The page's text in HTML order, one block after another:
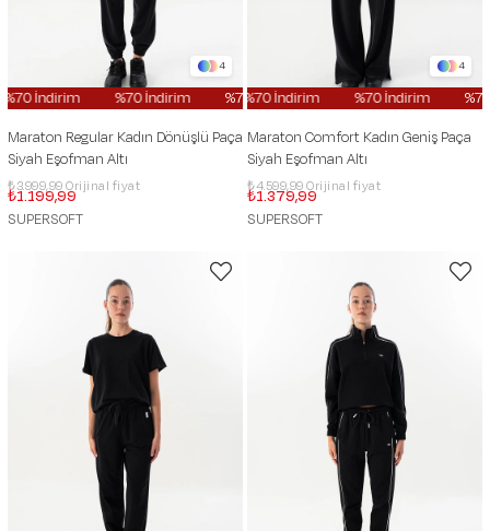
4
İndirim %70 İndirim %70 İndirim %70 İndirim
%70
Maraton Regular Kadın Dönüşlü Paça
Siyah Eşofman Altı
₺1.199,99
₺3.999,99
SUPERSOFT
4
%70 İndirim %70 İndirim
%70
Maraton Comfort Kadın Geniş Paça
Siyah Eşofman Altı
₺1.379,99
₺4.599,99
SUPERSOFT